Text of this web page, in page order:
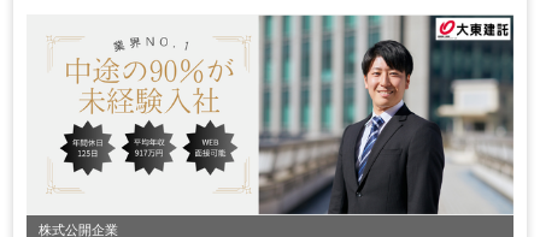
株式公開企業